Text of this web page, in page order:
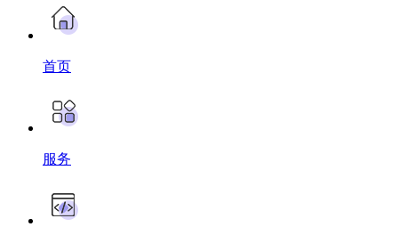
首页
服务